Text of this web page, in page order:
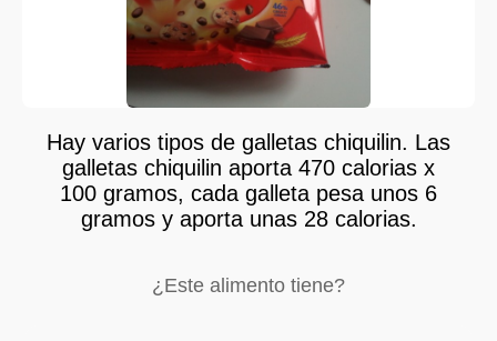
Hay varios tipos de galletas chiquilin. Las
galletas chiquilin aporta 470 calorias x
100 gramos, cada galleta pesa unos 6
gramos y aporta unas 28 calorias.
¿Este alimento tiene?